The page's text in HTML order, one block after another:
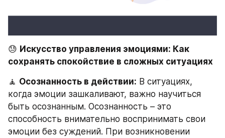
😓 Искусство управления эмоциями: Как
сохранять спокойствие в сложных ситуациях
🧘 Осознанность в действии: В ситуациях,
когда эмоции зашкаливают, важно научиться
быть осознанным. Осознанность – это
способность внимательно воспринимать свои
эмоции без суждений. При возникновении